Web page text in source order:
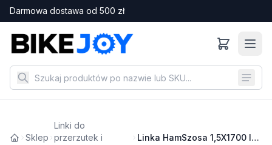
Darmowa dostawa od 500 zł
Sklep
Linki do
przerzutek i
Linka HamSzosa 1,5X1700 Inox Szlif Baradine 1Szt